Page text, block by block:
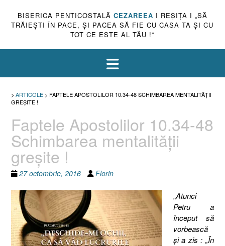
BISERICA PENTICOSTALĂ CEZAREEA I REŞIŢA I „SĂ
TRĂIEŞTI ÎN PACE, ŞI PACEA SĂ FIE CU CASA TA ŞI CU
TOT CE ESTE AL TĂU !”
> ARTICOLE > FAPTELE APOSTOLILOR 10.34-48 SCHIMBAREA MENTALITĂŢII
GREŞITE !
Faptele Apostolilor 10.34-48
Schimbarea mentalităţii
greşite !
27 octombrie, 2016 Florin
„Atunci
Petru a
început să
vorbească
şi a zis : „În